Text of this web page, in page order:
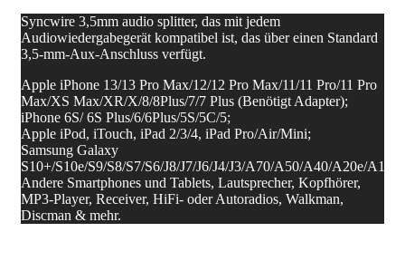
Syncwire 3,5mm audio splitter, das mit jedem
Audiowiedergabegerät kompatibel ist, das über einen Standard
3,5-mm-Aux-Anschluss verfügt.
Apple iPhone 13/13 Pro Max/12/12 Pro Max/11/11 Pro/11 Pro
Max/XS Max/XR/X/8/8Plus/7/7 Plus (Benötigt Adapter);
iPhone 6S/ 6S Plus/6/6Plus/5S/5C/5;
Apple iPod, iTouch, iPad 2/3/4, iPad Pro/Air/Mini;
Samsung Galaxy
S10+/S10e/S9/S8/S7/S6/J8/J7/J6/J4/J3/A70/A50/A40/A20e/A10;
Andere Smartphones und Tablets, Lautsprecher, Kopfhörer,
MP3-Player, Receiver, HiFi- oder Autoradios, Walkman,
Discman & mehr.